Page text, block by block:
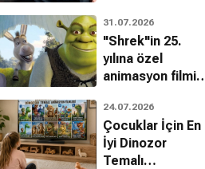
Senna Milton Da Silva
bilinmeyenleri!
31.07.2026
"Shrek"in 25.
yılına özel
animasyon filmin
24.07.2026
Çocuklar İçin En
İyi Dinozor
Temalı